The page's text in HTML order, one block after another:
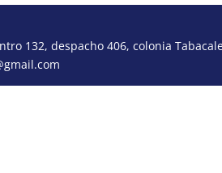
132, despacho 406, colonia